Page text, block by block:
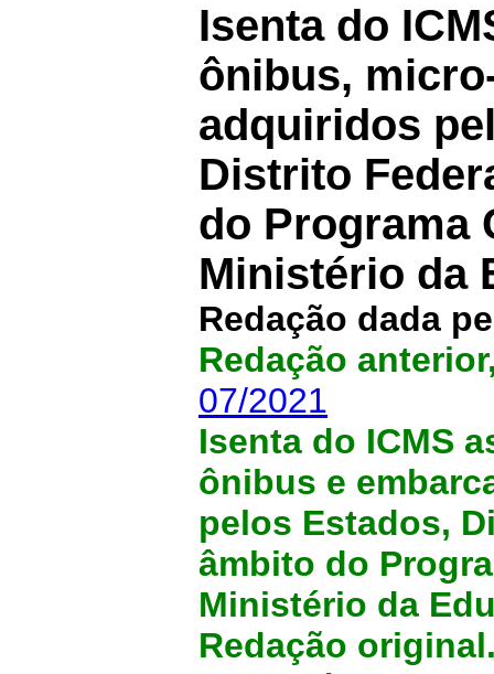
Isenta do
ônibus,
adquiridos
Distrito
do Programa
Ministério da
Redação dada
Redação
07/2021
Isenta do ICMS
ônibus e
pelos Estados,
âmbito do
Ministério da
Redação